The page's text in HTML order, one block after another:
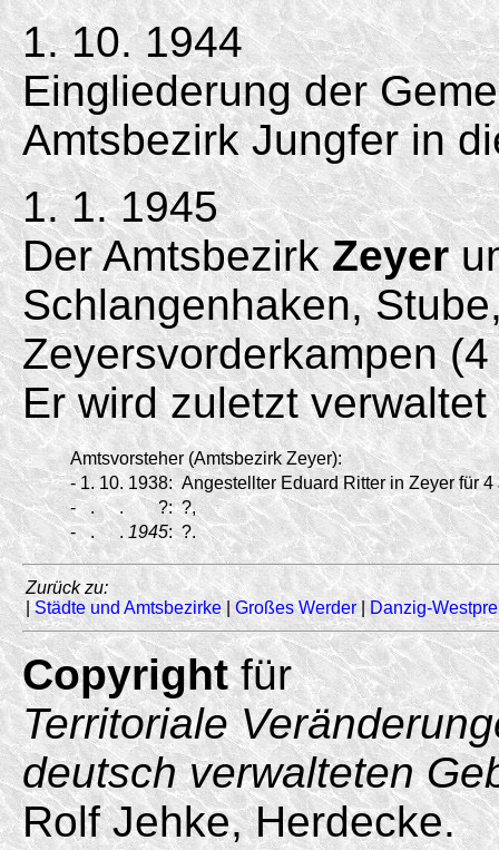
1. 10. 1944
Eingliederung der
Amtsbezirk Jungfer in
1. 1. 1945
Der AmtsbezirkZeyer
Schlangenhaken,
Zeyersvorderkampen
Er wird zuletzt
Amtsvorsteher (Amtsbezirk Zeyer):
- 1. 10. 1938: Angestellter Eduard Ritter in Zeyer für 4
-
. . ?: ?,
-
. . 1945: ?.
Zurück zu:
|Städte und Amtsbezirke |Großes Werder| Danzig-
Copyrightfür
Territoriale
deutsch verwalteten
Rolf Jehke, Herdecke.